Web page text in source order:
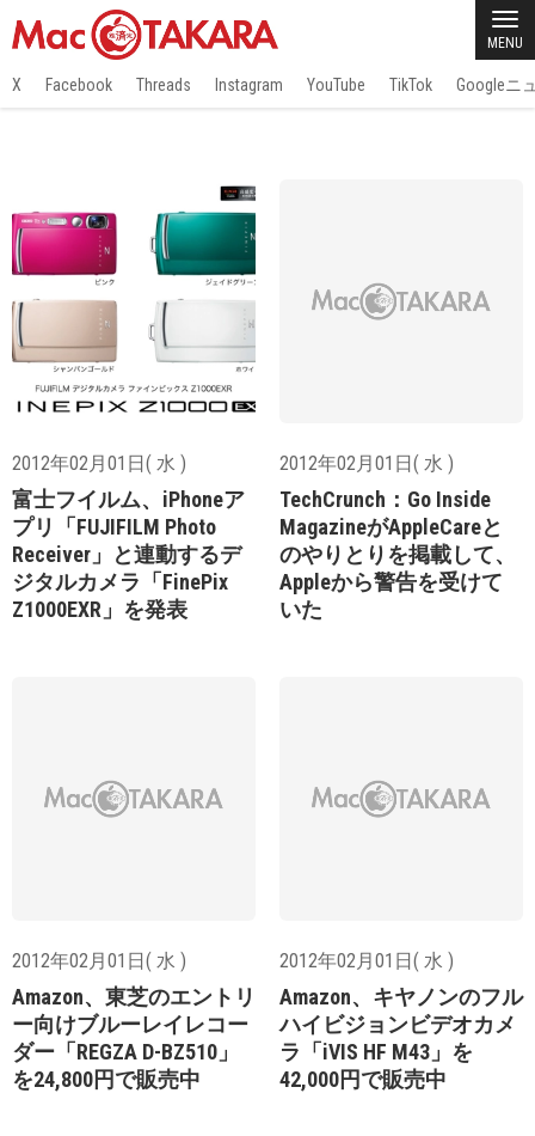
MENU
X Facebook Threads Instagram YouTube TikTok Googleニ
2012年02月01日( 水 )
富士フイルム、iPhoneア
プリ「FUJIFILM Photo
Receiver」と連動するデ
ジタルカメラ「FinePix
Z1000EXR」を発表
2012年02月01日( 水 )
TechCrunch：Go Inside
MagazineがAppleCareと
のやりとりを掲載して、
Appleから警告を受けて
いた
2012年02月01日( 水 )
Amazon、東芝のエントリ
ー向けブルーレイレコー
ダー「REGZA D-BZ510」
を24,800円で販売中
2012年02月01日( 水 )
Amazon、キヤノンのフル
ハイビジョンビデオカメ
ラ「iVIS HF M43」を
42,000円で販売中